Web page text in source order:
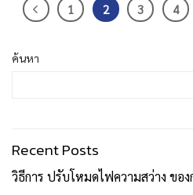
1 2 3 4
ค้นหา
Recent Posts
วิธีการ ปรับโหมดไฟความสว่าง ของ